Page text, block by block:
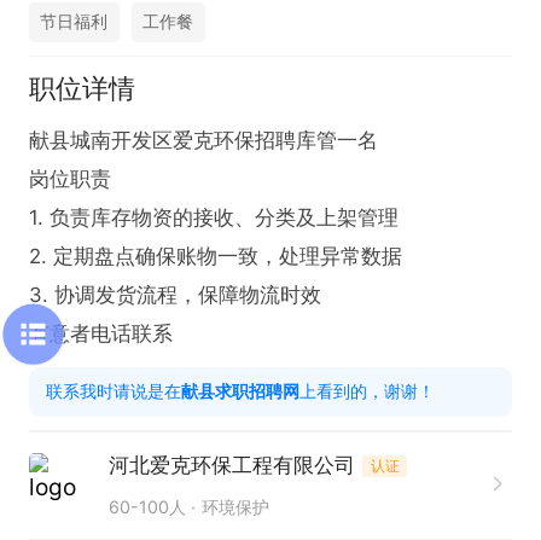
节日福利 工作餐
职位详情
献县城南开发区爱克环保招聘库管一名
岗位职责
1. 负责库存物资的接收、分类及上架管理
2. 定期盘点确保账物一致，处理异常数据
3. 协调发货流程，保障物流时效
有意者电话联系
联系我时请说是在献县求职招聘网 上看到的，谢谢！
河北爱克环保工程有限公司 认证
60-100人 环境保护